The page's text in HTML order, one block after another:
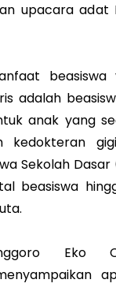
upacara adat
beasiswa
adalah
anak yang
kedokteran
Sekolah
beasiswa
Eko